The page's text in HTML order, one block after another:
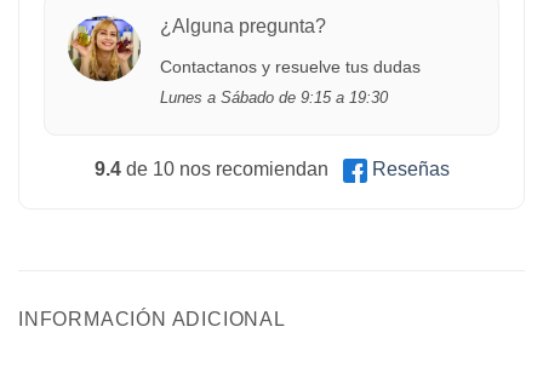
¿Alguna pregunta?
Contactanos y resuelve tus dudas
Lunes a Sábado de 9:15 a 19:30
9.4de 10 nos recomiendan Reseñas
INFORMACIÓN ADICIONAL